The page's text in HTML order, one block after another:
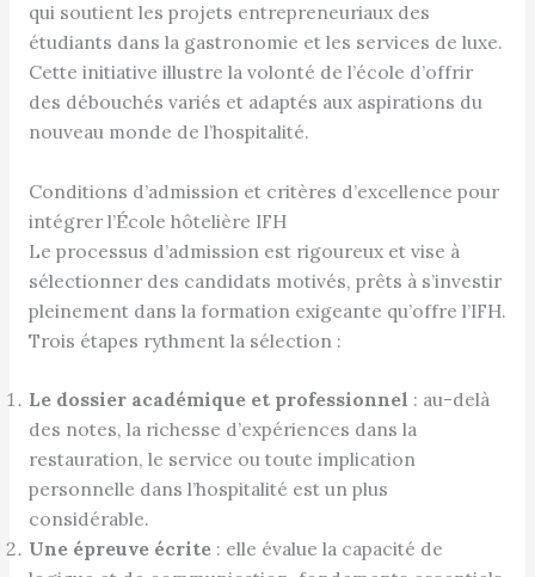
qui soutient les projets entrepreneuriaux des
étudiants dans la gastronomie et les services de luxe.
Cette initiative illustre la volonté de l’école d’offrir
des débouchés variés et adaptés aux aspirations du
nouveau monde de l’hospitalité.
Conditions d’admission et critères d’excellence pour
intégrer l’École hôtelière IFH
Le processus d’admission est rigoureux et vise à
sélectionner des candidats motivés, prêts à s’investir
pleinement dans la formation exigeante qu’offre l’IFH.
Trois étapes rythment la sélection :
Le dossier académique et professionnel : au-delà
des notes, la richesse d’expériences dans la
restauration, le service ou toute implication
personnelle dans l’hospitalité est un plus
considérable.
Une épreuve écrite: elle évalue la capacité de